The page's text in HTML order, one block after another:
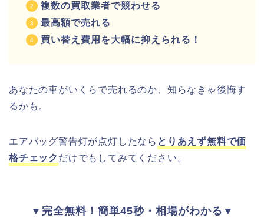
複数の買取業者で競わせる
最高額で売れる
買い替え費用を大幅に抑えられる！
あなたの車がいくらで売れるのか、知らなきゃ後悔す
るかも。
エアバッグ警告灯が点灯したなら とりあえず無料で価
格チェック だけでもしてみてください。
▼完全無料！簡単45秒・相場がわかる▼